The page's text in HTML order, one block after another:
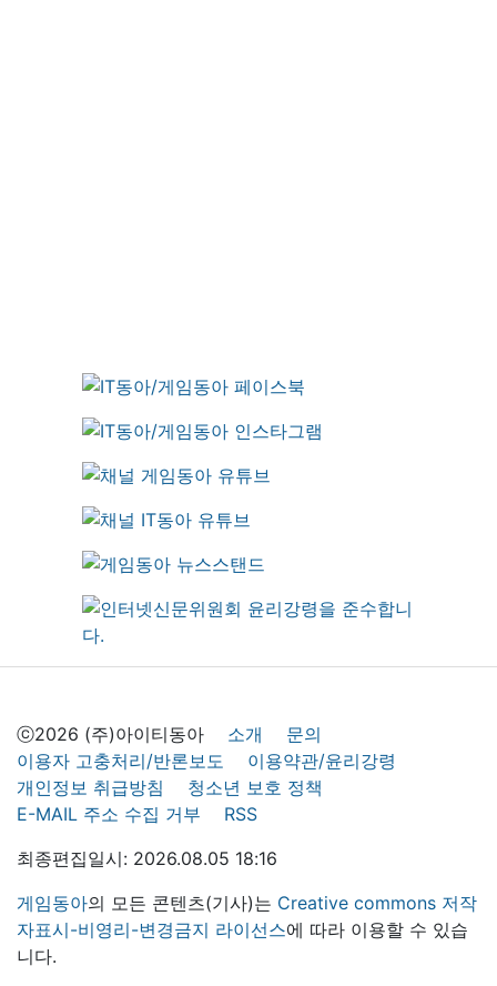
ⓒ2026 (주)아이티동아 소개
문의
이용자 고충처리/반론보도
이용약관/윤리강령
개인정보 취급방침
청소년 보호 정책
E-MAIL 주소 수집 거부
RSS
최종편집일시: 2026.08.05 18:16
게임동아의 모든 콘텐츠(기사)는 Creative commons 저작
자표시-비영리-변경금지 라이선스에 따라 이용할 수 있습
니다.